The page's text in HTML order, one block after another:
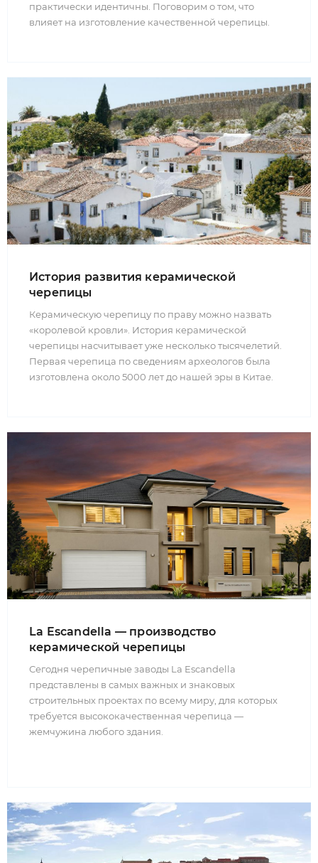
практически идентичны. Поговорим о том, что
влияет на изготовление качественной черепицы.
История развития керамической
черепицы
Керамическую черепицу по праву можно назвать
«королевой кровли». История керамической
черепицы насчитывает уже несколько тысячелетий.
Первая черепица по сведениям археологов была
изготовлена около 5000 лет до нашей эры в Китае.
La Escandella — производство
керамической черепицы
Сегодня черепичные заводы La Escandella
представлены в самых важных и знаковых
строительных проектах по всему миру, для которых
требуется высококачественная черепица —
жемчужина любого здания.